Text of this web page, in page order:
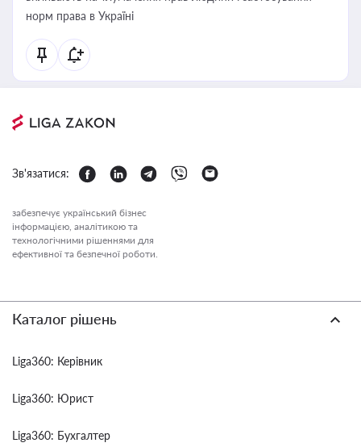
норм права в Україні
Зв'язатися:
забезпечує український бізнес
інформацією, аналітикою та
технологічними рішеннями для
ефективної та безпечної роботи.
Каталог рішень
Liga360: Керівник
Liga360: Юрист
Liga360: Бухгалтер